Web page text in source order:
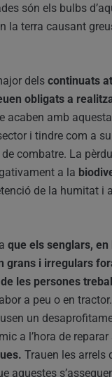
són els bulbs
la terra causant
dels continuats
obligats a
acaben amb
i tindre com a
combatre. La
a la
de la humitat i
que els senglars,
grans i irregulars
les persones
a peu o en
un
a l’hora de
Trauen les arrels
aquestes